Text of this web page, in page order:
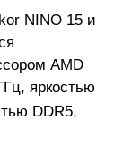
NINO 15 и
AMD
яркостью
DDR5,